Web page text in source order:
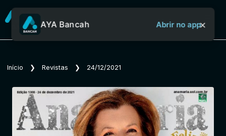
Sobre o Aya Bancah
Início
AYA Bancah Abrir no app×
Início ❯ Revistas ❯ 24/12/2021